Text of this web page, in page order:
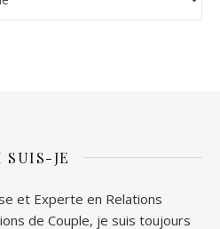
SUIS-JE
et Experte en Relations
de Couple, je suis toujours